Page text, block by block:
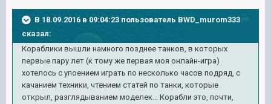
В 18.09.2016 в 09:04:23 пользователь BWD_murom333
сказал:
Кораблики вышли намного позднее танков, в которых
первые пару лет (к тому же первая моя онлайн-игра)
хотелось с упоением играть по несколько часов подряд, с
качанием техники, чтением статей по танки, которые
открыл, разглядыванием моделек... Корабли это, почти,